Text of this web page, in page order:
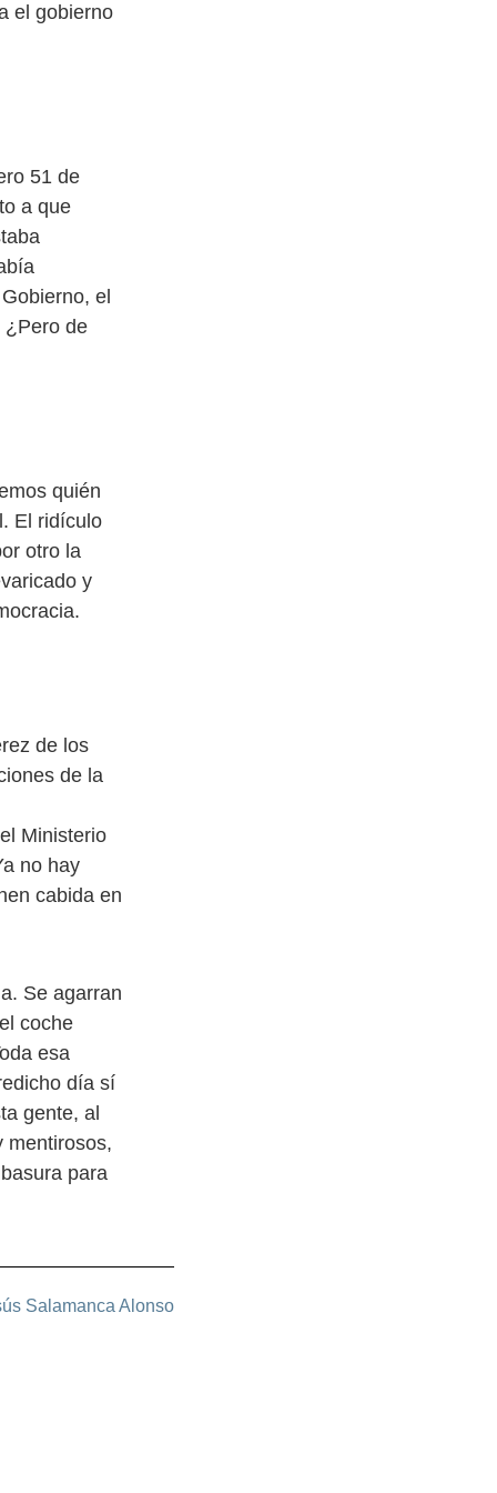
el gobierno
51 de
a que
el
¿Pero de
quién
El ridículo
otro la
y
de los
de la
Ministerio
no hay
cabida en
Se agarran
coche
esa
día sí
gente, al
mentirosos,
para
Salamanca Alonso